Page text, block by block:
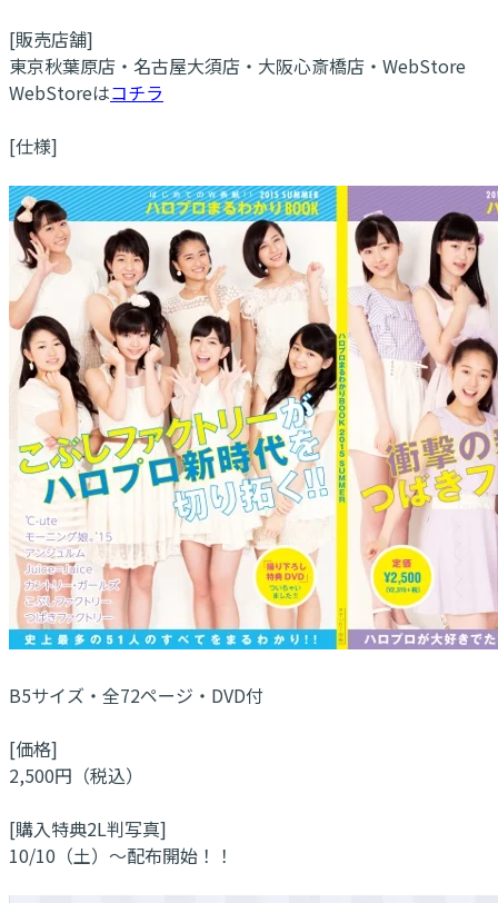
[販売店舗]
東京秋葉原店・名古屋大須店・大阪心斎橋店・WebStore
WebStoreはコチラ
[仕様]
B5サイズ・全72ページ・DVD付
[価格]
2,500円（税込）
[購入特典2L判写真]
10/10（土）～配布開始！！